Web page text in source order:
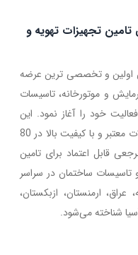
تجهیزات تهویه و
از سال ۱۳۸۳ به‌عنوان اولین و تخصصی ترین عرضه
و موتورخانه، تاسیسات
خود را آغاز نمود. این
مجموعه کامل و تخصصی با ارائه محصولات معتبر و با کیفیت بالا در 80
قابل اعتماد برای تامین
تاسیسات ساختمان در سراسر
ارمنستان، ازبکستان،
شناخته می‌شود.